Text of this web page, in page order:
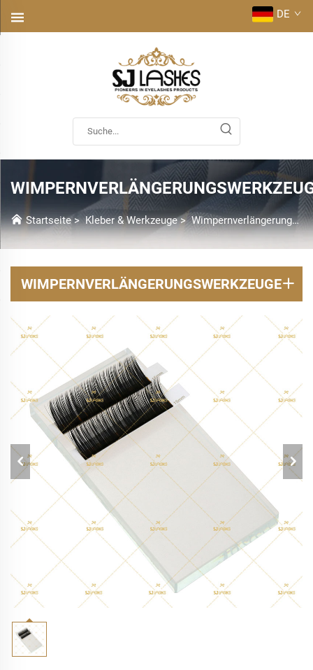
DE
Startseite>Kleber & Werkzeuge>Wimpernverlängerungs-Werkzeuge
WIMPERNVERLÄNGERUNGSWERKZEUGE